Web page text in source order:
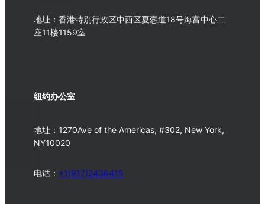
地址：香港特别行政区中西区夏悫道18号海富中心二
座11楼1159室
纽约办公室
地址：1270Ave of the Americas, #302, New York,
NY10020
电话： +1(917)2436415